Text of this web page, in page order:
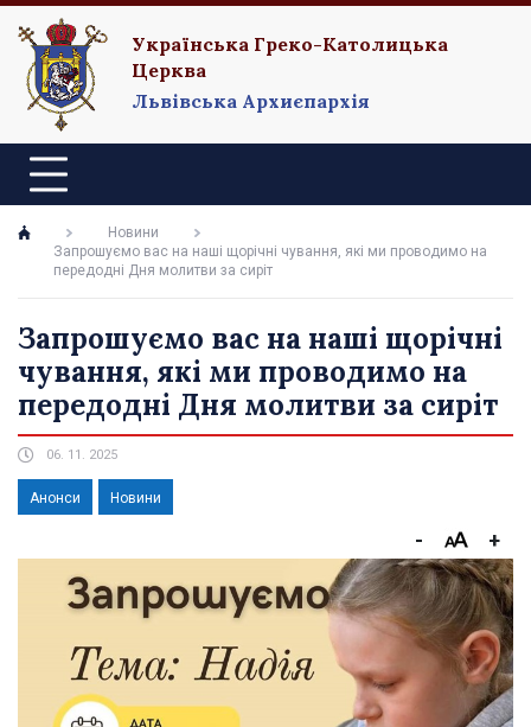
Українська Греко-Католицька
Церква
Львівська Архиєпархія
Новини
Запрошуємо вас на наші щорічні чування, які ми проводимо на
передодні Дня молитви за сиріт
Запрошуємо вас на наші щорічні
чування, які ми проводимо на
передодні Дня молитви за сиріт
06. 11. 2025
Анонси Новини
- +